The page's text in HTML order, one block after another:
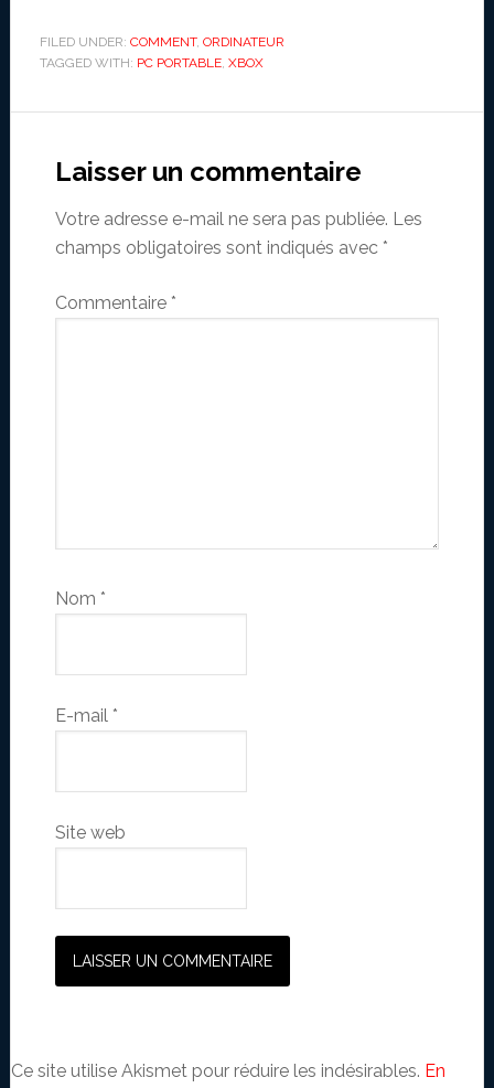
FILED UNDER: COMMENT, ORDINATEUR
TAGGED WITH: PC PORTABLE, XBOX
Interactions
Laisser un commentaire
Votre adresse e-mail ne sera pas publiée. Les
champs obligatoires sont indiqués avec *
Commentaire *
Nom *
E-mail *
Site web
Ce site utilise Akismet pour réduire les indésirables. En